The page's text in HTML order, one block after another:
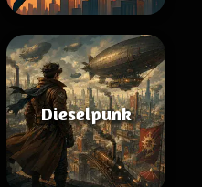
Dieselpunk